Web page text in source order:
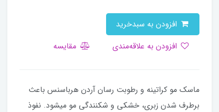
مقایسه
ماسک مو کراتینه و رطوبت رسان آردن هرباسنس باعث
برطرف شدن زبری، خشکی و شکنندگی مو میشود. نفوذ